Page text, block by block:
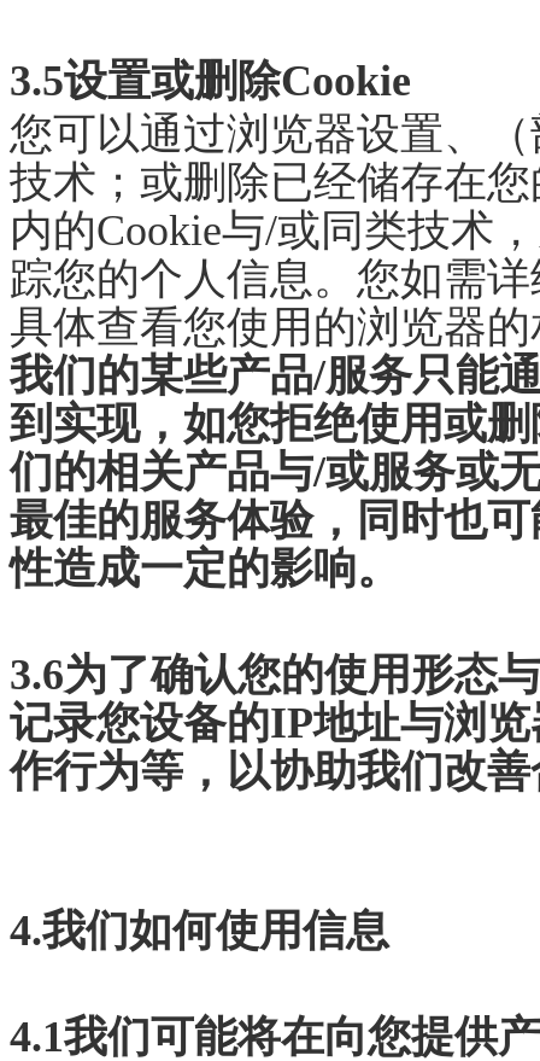
3.5设置或删除Cookie
您可以通过浏览器设置、
技术；或删除已经储存在
内的Cookie与/或同类技术
踪您的个人信息。您如需
具体查看您使用的浏览器
我们的某些产品/服务只能
到实现，如您拒绝使用或
们的相关产品与/或服务或
最佳的服务体验，同时也
性造成一定的影响。
3.6为了确认您的使用形态
记录您设备的IP地址与浏
作行为等，以协助我们改
4.我们如何使用信息
4.1我们可能将在向您提供